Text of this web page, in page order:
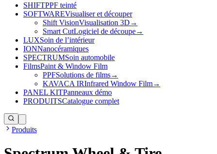
SHIFTPPF teinté
SOFTWAREVisualiser et découper
Shift VisionVisualisation 3D →
Smart CutLogiciel de découpe→
LUXSoin de l’intérieur
IONNanocéramiques
SPECTRUMSoin automobile
FilmsPaint & Window Film
PPFSolutions de films→
KAVACA IRInfrared Window Film→
PANEL KITPanneaux démo
PRODUITSCatalogue complet
Produits